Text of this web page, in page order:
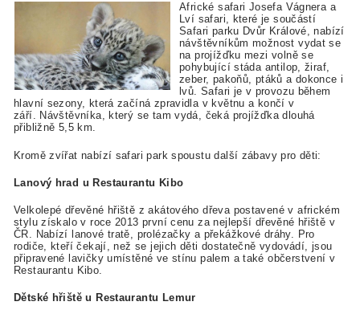
Africké safari Josefa Vágnera a
Lví safari, které je součástí
Safari parku Dvůr Králové, nabízí
návštěvníkům možnost vydat se
na projížďku mezi volně se
pohybující stáda antilop, žiraf,
zeber, pakoňů, ptáků a dokonce i
lvů. Safari je v provozu během
hlavní sezony, která začíná zpravidla v květnu a končí v
září. Návštěvníka, který se tam vydá, čeká projížďka dlouhá
přibližně 5,5 km.
Kromě zvířat nabízí safari park spoustu další zábavy pro děti:
Lanový hrad u Restaurantu Kibo
Velkolepé dřevěné hřiště z akátového dřeva postavené v africkém
stylu získalo v roce 2013 první cenu za nejlepší dřevěné hřiště v
ČR. Nabízí lanové tratě, prolézačky a překážkové dráhy. Pro
rodiče, kteří čekají, než se jejich děti dostatečně vydovádí, jsou
připravené lavičky umístěné ve stínu palem a také občerstvení v
Restaurantu Kibo.
Dětské hřiště u Restaurantu Lemur